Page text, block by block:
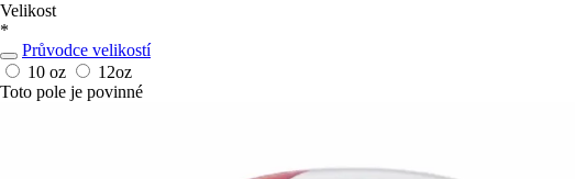
Velikost
*
Průvodce velikostí
10 oz
12oz
Toto pole je povinné